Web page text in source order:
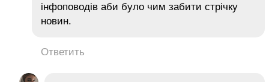
інфоповодів аби було чим забити стрічку
новин.
Ответить